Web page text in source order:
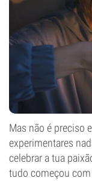
Mas não é preciso
experimentares
celebrar a tua
tudo começou